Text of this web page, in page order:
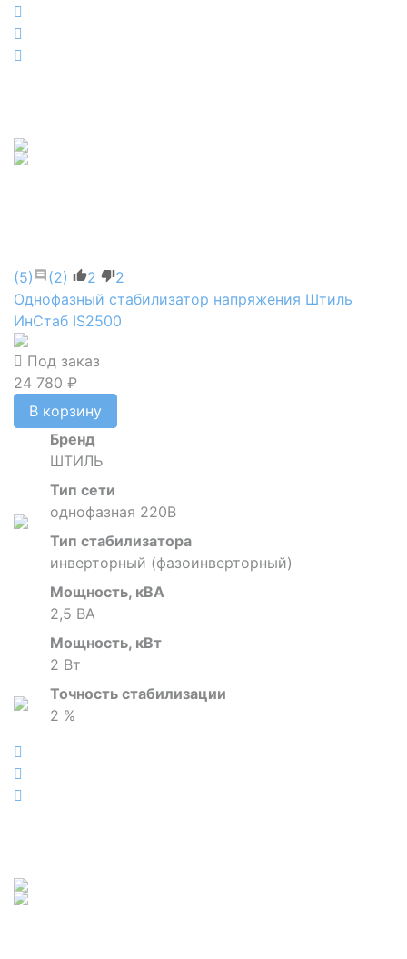
(5) (2) 2
2
Однофазный стабилизатор напряжения Штиль
ИнСтаб IS2500
Под заказ
24 780 ₽
В корзину
Бренд
ШТИЛЬ
Тип сети
однофазная 220В
Тип стабилизатора
инверторный (фазоинверторный)
Мощность, кВА
2,5 ВА
Мощность, кВт
2 Вт
Точность стабилизации
2 %